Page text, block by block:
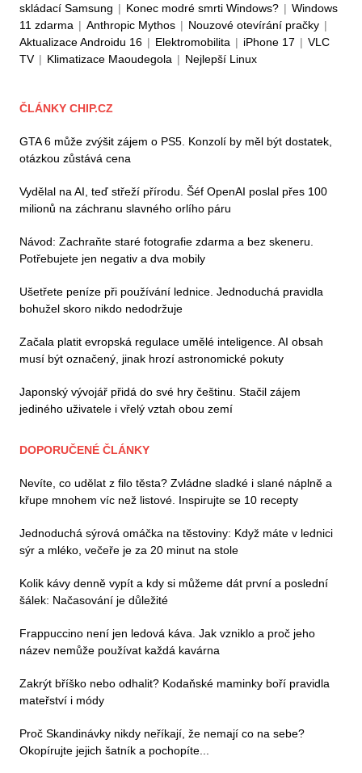
skládací Samsung | Konec modré smrti Windows? | Windows
11 zdarma | Anthropic Mythos | Nouzové otevírání pračky |
Aktualizace Androidu 16 | Elektromobilita | iPhone 17 | VLC
TV | Klimatizace Maoudegola | Nejlepší Linux
ČLÁNKY CHIP.CZ
GTA 6 může zvýšit zájem o PS5. Konzolí by měl být dostatek,
otázkou zůstává cena
Vydělal na AI, teď střeží přírodu. Šéf OpenAI poslal přes 100
milionů na záchranu slavného orlího páru
Návod: Zachraňte staré fotografie zdarma a bez skeneru.
Potřebujete jen negativ a dva mobily
Ušetřete peníze při používání lednice. Jednoduchá pravidla
bohužel skoro nikdo nedodržuje
Začala platit evropská regulace umělé inteligence. AI obsah
musí být označený, jinak hrozí astronomické pokuty
Japonský vývojář přidá do své hry češtinu. Stačil zájem
jediného uživatele i vřelý vztah obou zemí
DOPORUČENÉ ČLÁNKY
Nevíte, co udělat z filo těsta? Zvládne sladké i slané náplně a
křupe mnohem víc než listové. Inspirujte se 10 recepty
Jednoduchá sýrová omáčka na těstoviny: Když máte v lednici
sýr a mléko, večeře je za 20 minut na stole
Kolik kávy denně vypít a kdy si můžeme dát první a poslední
šálek: Načasování je důležité
Frappuccino není jen ledová káva. Jak vzniklo a proč jeho
název nemůže používat každá kavárna
Zakrýt bříško nebo odhalit? Kodaňské maminky boří pravidla
mateřství i módy
Proč Skandinávky nikdy neříkají, že nemají co na sebe?
Okopírujte jejich šatník a pochopíte...